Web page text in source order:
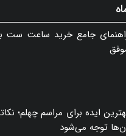
جامع خرید ساعت ست
ایده برای مراسم چهلم؛
توجه می‌شود